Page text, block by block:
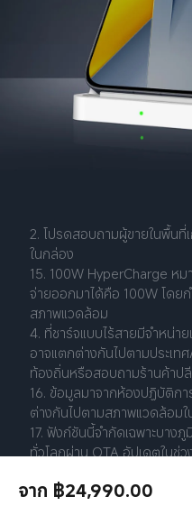
จาก ฿24,990.00
2. โปรดสอบถามผู้ขายในพื้นที่
ในกล่อง
15. 100W HyperCharge ห
จ่ายออกมาได้คือ 100W โดย
สภาพแวดล้อม
4. ที่ชาร์จแบบไร้สายมีจำหน่า
อาจแตกต่างกันไปตามประเท
ท้องถิ่นหรือสอบถามร้านค้าป
16. ข้อมูลมาจากห้องปฏิบัติกา
ต่างกันไปตามสภาพแวดล้อม
17. ฟังก์ชันนี้จำกัดเฉพาะบางภู
ทั่วโลกผ่าน OTA อัปเดตในช่